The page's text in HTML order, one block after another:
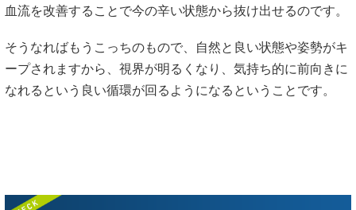
血流を改善することで今の辛い状態から抜け出せるのです。
そうなればもうこっちのもので、自然と良い状態や姿勢がキ
ープされますから、視界が明るくなり、気持ち的に前向きに
なれるという良い循環が回るようになるということです。